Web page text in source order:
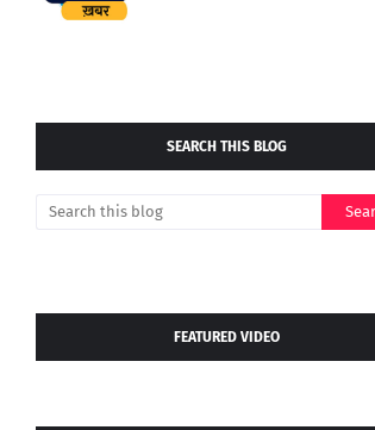
SEARCH THIS BLOG
FEATURED VIDEO